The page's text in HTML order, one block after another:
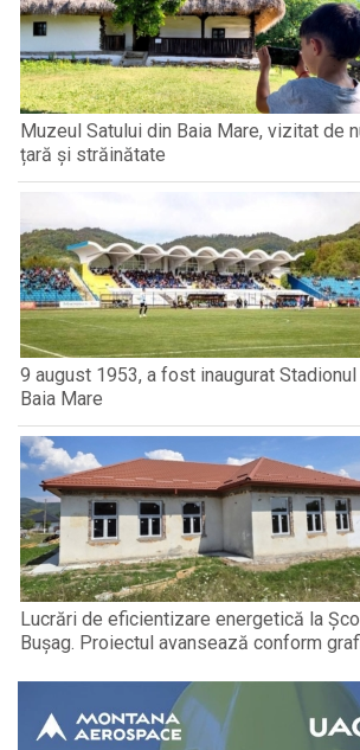
Muzeul Satului din Baia Mare, vizitat de
țară și străinătate
9 august 1953, a fost inaugurat Stadionul
Baia Mare
Lucrări de eficientizare energetică la
Bușag. Proiectul avansează conform